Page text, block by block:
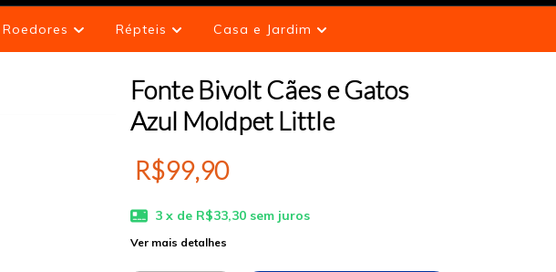
Roedores Répteis Casa e Jardim
Fonte Bivolt Cães e Gatos
Azul Moldpet Little
R$99,90
3 x de R$33,30 sem juros
Ver mais detalhes